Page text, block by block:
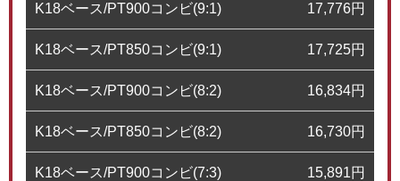
K18ベース/PT900コンビ(9:1) 17,776円
K18ベース/PT850コンビ(9:1) 17,725円
K18ベース/PT900コンビ(8:2) 16,834円
K18ベース/PT850コンビ(8:2) 16,730円
K18ベース/PT900コンビ(7:3) 15,891円